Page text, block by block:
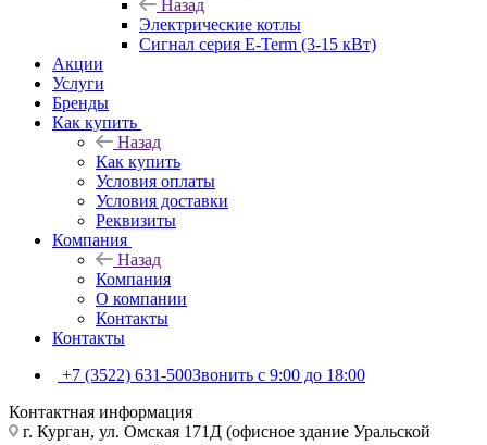
Назад
Электрические котлы
Сигнал серия E-Term (3-15 кВт)
Акции
Услуги
Бренды
Как купить
Назад
Как купить
Условия оплаты
Условия доставки
Реквизиты
Компания
Назад
Компания
О компании
Контакты
Контакты
+7 (3522) 631-500Звонить с 9:00 до 18:00
Контактная информация
г. Курган, ул. Омская 171Д (офисное здание Уральской